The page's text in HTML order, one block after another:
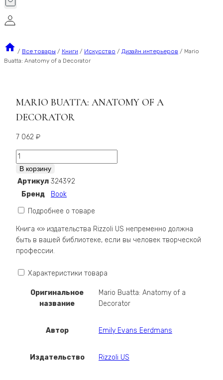
/ Все товары / Книги / Искусство / Дизайн интерьеров / Mario
Buatta: Anatomy of a Decorator
MARIO BUATTA: ANATOMY OF A
DECORATOR
7 062 ₽
Количество
Mario
Buatta:
Anatomy
a
В корзину
Артикул 324392
Бренд
Book
Подробнее о товаре
Книга «» издательства Rizzoli US непременно должна
быть в вашей библиотеке, если вы человек творческой
профессии.
Характеристики товара
Оригинальное
название
Mario Buatta: Anatomy of a
Decorator
Автор Emily Evans Eerdmans
Издательство Rizzoli US